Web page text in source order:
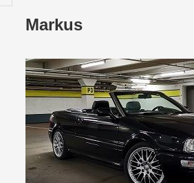
Markus